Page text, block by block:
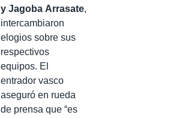
y Jagoba Arrasate,
intercambiaron
elogios sobre sus
respectivos
equipos. El
entrador vasco
aseguró en rueda
de prensa que “es